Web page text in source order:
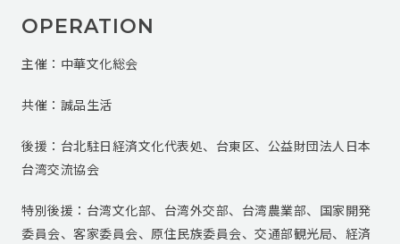
OPERATION
主催：中華文化総会
共催：誠品生活
後援：台北駐日経済文化代表処、台東区、公益財団法人日本
台湾交流協会
特別後援：台湾文化部、台湾外交部、台湾農業部、国家開発
委員会、客家委員会、原住民族委員会、交通部観光局、経済